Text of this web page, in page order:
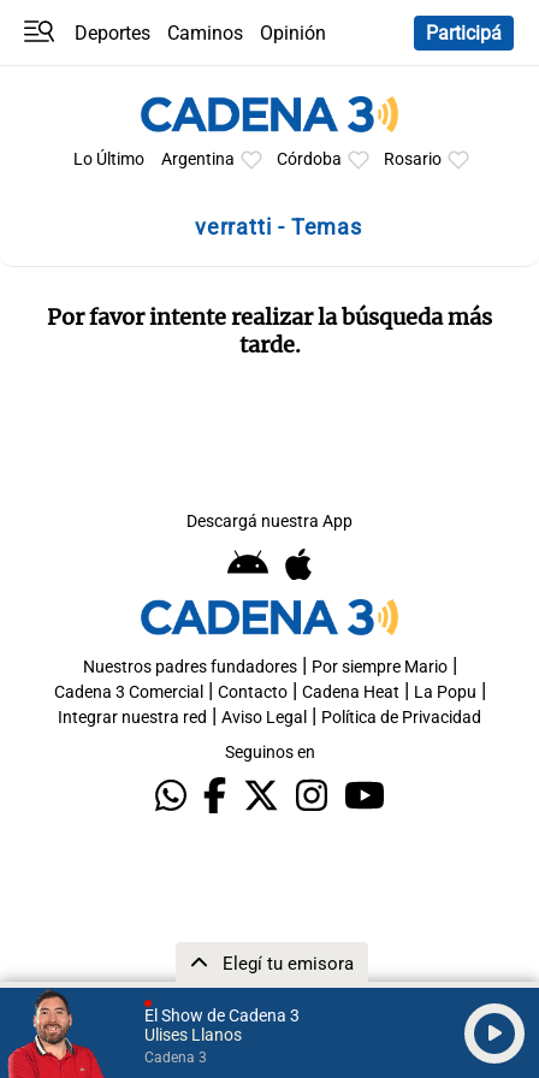
El Show de Cadena 3
Ulises Llanos
Cadena 3
Elegí tu emisora
Deportes Caminos
Opinión
Participá
Lo Último Argentina Córdoba Rosario
verratti - Temas
Por favor intente realizar la búsqueda más
tarde.
Descargá nuestra App
Nuestros padres fundadores| Por siempre Mario|
Cadena 3 Comercial | Contacto| Cadena Heat | La Popu |
Integrar nuestra red | Aviso Legal | Política de Privacidad
Seguinos en